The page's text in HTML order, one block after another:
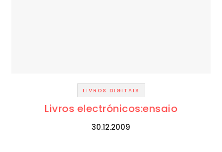
LIVROS DIGITAIS
Livros electrónicos:ensaio
30.12.2009